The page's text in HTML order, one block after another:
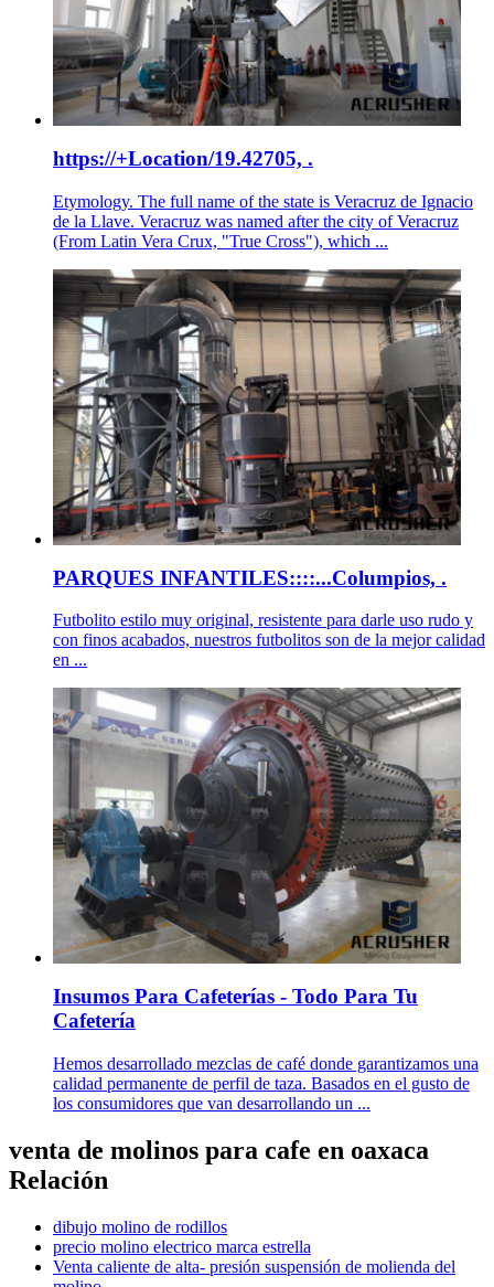
https://+Location/19.42705, .
Etymology. The full name of the state is Veracruz de Ignacio
de la Llave. Veracruz was named after the city of Veracruz
(From Latin Vera Crux, "True Cross"), which ...
PARQUES INFANTILES::::...Columpios, .
Futbolito estilo muy original, resistente para darle uso rudo y
con finos acabados, nuestros futbolitos son de la mejor calidad
en ...
Insumos Para Cafeterías - Todo Para Tu
Cafetería
Hemos desarrollado mezclas de café donde garantizamos una
calidad permanente de perfil de taza. Basados en el gusto de
los consumidores que van desarrollando un ...
venta de molinos para cafe en oaxaca
Relación
dibujo molino de rodillos
precio molino electrico marca estrella
Venta caliente de alta- presión suspensión de molienda del